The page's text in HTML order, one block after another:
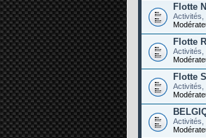
Flotte
Activités,
Flotte
Activités,
Flotte
Activités,
Activités,